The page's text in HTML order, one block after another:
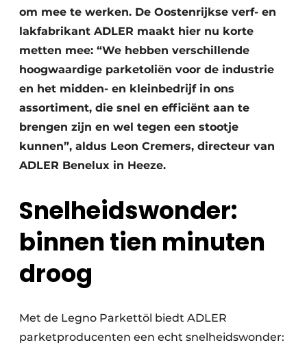
om mee te werken. De Oostenrijkse verf- en
lakfabrikant ADLER maakt hier nu korte
metten mee: “We hebben verschillende
hoogwaardige parketoliën voor de industrie
en het midden- en kleinbedrijf in ons
assortiment, die snel en efficiënt aan te
brengen zijn en wel tegen een stootje
kunnen”, aldus Leon Cremers, directeur van
ADLER Benelux in Heeze.
Snelheidswonder:
binnen tien minuten
droog
Met de Legno Parkettöl biedt ADLER
parketproducenten een echt snelheidswonder: